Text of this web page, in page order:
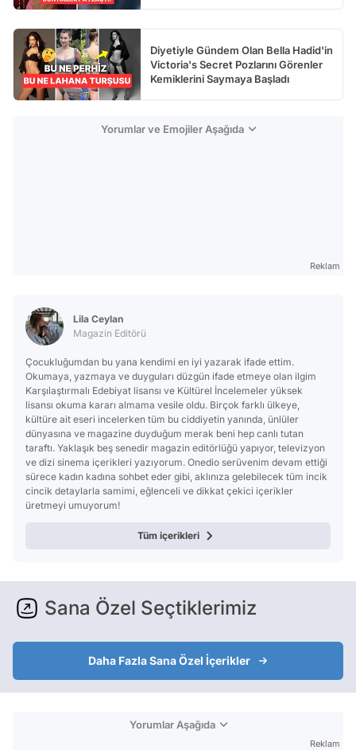
Diyetiyle Gündem Olan Bella Hadid'in
Victoria's Secret Pozlarını Görenler
Kemiklerini Saymaya Başladı
Yorumlar ve Emojiler Aşağıda
Reklam
Lila Ceylan
Magazin Editörü
Çocukluğumdan bu yana kendimi en iyi yazarak ifade ettim.
Okumaya, yazmaya ve duyguları düzgün ifade etmeye olan ilgim
Karşılaştırmalı Edebiyat lisansı ve Kültürel İncelemeler yüksek
lisansı okuma kararı almama vesile oldu. Birçok farklı ülkeye,
kültüre ait eseri incelerken tüm bu ciddiyetin yanında, ünlüler
dünyasına ve magazine duyduğum merak beni hep canlı tutan
taraftı. Yaklaşık beş senedir magazin editörlüğü yapıyor, televizyon
ve dizi sinema içerikleri yazıyorum. Onedio serüvenim devam ettiği
sürece kadın kadına sohbet eder gibi, aklınıza gelebilecek tüm incik
cincik detaylarla samimi, eğlenceli ve dikkat çekici içerikler
üretmeyi umuyorum!
Tüm içerikleri
Sana Özel Seçtiklerimiz
Daha Fazla Sana Özel İçerikler
Yorumlar Aşağıda
Reklam